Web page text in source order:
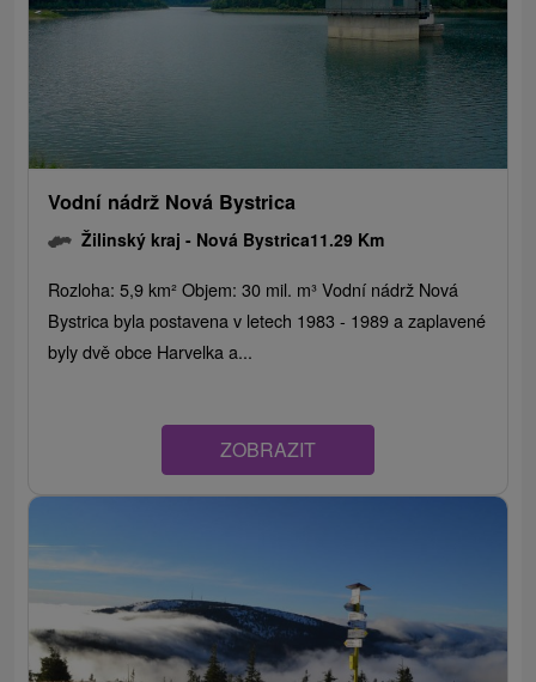
Vodní nádrž Nová Bystrica
Žilinský kraj - Nová Bystrica11.29 Km
Rozloha: 5,9 km² Objem: 30 mil. m³ Vodní nádrž Nová
Bystrica byla postavena v letech 1983 - 1989 a zaplavené
byly dvě obce Harvelka a...
ZOBRAZIT